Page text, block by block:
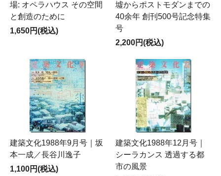
場: オペラハウス その空間
と創造のために
1,650円(税込)
墟からポストモダンまでの
40余年 創刊500号記念特集
号
2,200円(税込)
建築文化1988年9月号｜坂
本一成／長谷川逸子
1,100円(税込)
建築文化1988年12月号｜
シーラカンス 透過する都
市の風景